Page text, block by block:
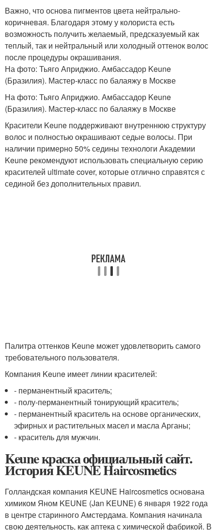
Важно, что основа пигментов цвета нейтрально-
коричневая. Благодаря этому у колориста есть
возможность получить желаемый, предсказуемый как
теплый, так и нейтральный или холодный оттенок волос
после процедуры окрашивания.
На фото: Тьяго Априджио. Амбассадор Keune
(Бразилия). Мастер-класс по балаяжу в Москве
На фото: Тьяго Априджио. Амбассадор Keune
(Бразилия). Мастер-класс по балаяжу в Москве
Красители Keune поддерживают внутреннюю структуру
волос и полностью окрашивают седые волосы. При
наличии примерно 50% седины технологи Академии
Keune рекомендуют использовать специальную серию
красителей ultimate cover, которые отлично справятся с
сединой без дополнительных правил.
Палитра оттенков Keune может удовлетворить самого
требовательного пользователя.
Компания Keune имеет линии красителей:
- перманентный краситель;
- полу-перманентный тонирующий краситель;
- перманентный краситель на основе органических,
эфирных и растительных масел и масла Арганы;
- краситель для мужчин.
Keune краска официальный сайт.
История KEUNE Haircosmetics
Голландская компания KEUNE Haircosmetics основана
химиком Яном KEUNE (Jan KEUNE) 6 января 1922 года
в центре старинного Амстердама. Компания начинала
свою деятельность, как аптека с химической фабрикой. В